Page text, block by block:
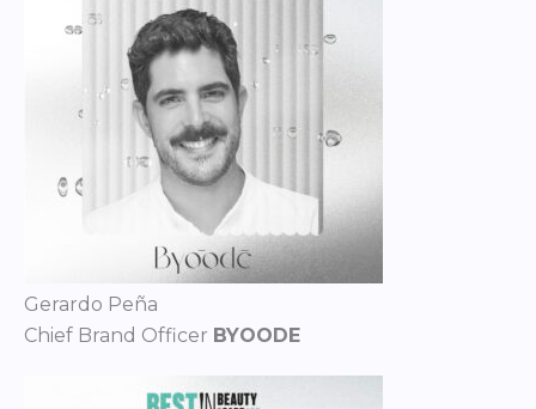
Gerardo Peña
Chief Brand Officer BYOODE